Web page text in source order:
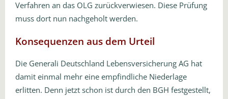
Verfahren an das OLG zurückverwiesen. Diese Prüfung
muss dort nun nachgeholt werden.
Konsequenzen aus dem Urteil
Die Generali Deutschland Lebensversicherung AG hat
damit einmal mehr eine empfindliche Niederlage
erlitten. Denn jetzt schon ist durch den BGH festgestellt,